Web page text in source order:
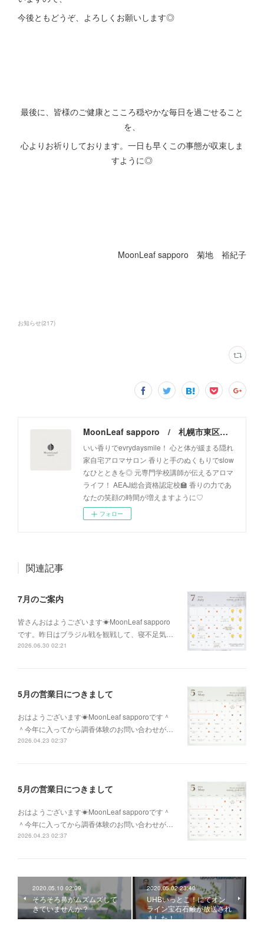
今後ともどうぞ、よろしくお願いします◎
最後に、皆様のご健康とこころ穏やかな毎日を過ごせること
を、
心よりお祈りしております。一日も早くこの事態が収束しま
すように◎
MoonLeaf sapporo 菊地 裕紀子
お知らせ(217)
MoonLeaf sapporo / 札幌市東区の100種類以上の香りが楽しめるアロマスクール＆トリートメントサロン
いい香りでevrydaysmile！ 心と体が緩まる隠れ
家自宅アロマサロン 香りと手のぬくもりでslow
なひとときを◎ 元専門学校講師が伝えるアロマ
ライフ！ AEAJ総合資格認定校🏫 香りの力であ
なたの笑顔の時間が増えますように♡
フォロー
関連記事
7月のご案内
皆さんおはようございます☀MoonLeaf sapporo
です。昨日はブラジル戦を観戦して、寝不足気…
2026.06.30 02:21
5月の営業日につきまして
おはようございます☀MoonLeaf sapporoです＾
＾今年に入ってから調香体験のお問い合わせが…
2026.04.23 02:37
5月の営業日につきまして
おはようございます☀MoonLeaf sapporoです＾
＾今年に入ってから調香体験のお問い合わせが…
2026.04.23 02:37
2020.05.10 02:09
そろそろ鼻がムズムズして
きていませんか？
2020.05.02 23:40
UHBいっとこ！にてオン
ライン宝石石鹸が放送され
ました！